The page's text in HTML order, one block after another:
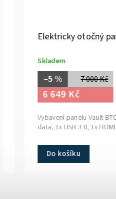
Elektricky otočný panel
Skladem
7 000 Kč
–5 %
6 649 Kč
Do košíku
Vybavení panelu Vault BTCZ
data, 1x USB 3.0, 1x HDMI, 1x